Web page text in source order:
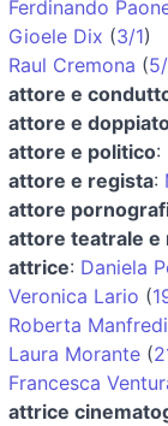
Ferdinando
Gioele Dix (3/1)
Raul Cremona (
attore e
attore e
attore e politico:
attore e regista:
attore
attore teatrale e
attrice: Daniela
Veronica Lario (
Roberta Manfredi
Laura Morante (
Francesca
attrice